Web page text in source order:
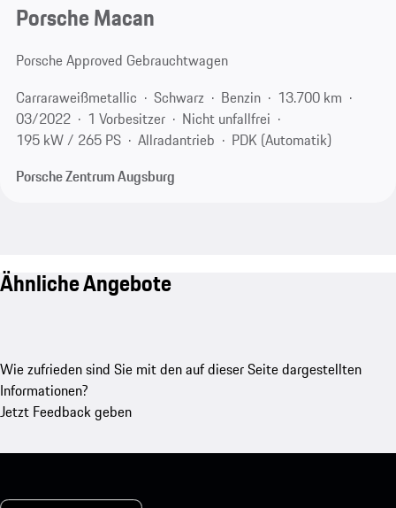
Porsche Macan
Porsche Approved Gebrauchtwagen
Carraraweißmetallic
Schwarz Benzin
13.700 km
03/2022
1 Vorbesitzer
Nicht unfallfrei
195 kW / 265 PS
Allradantrieb
PDK (Automatik)
Porsche Zentrum Augsburg
Ähnliche Angebote
Wie zufrieden sind Sie mit den auf dieser Seite dargestellten
Informationen?
Jetzt Feedback geben